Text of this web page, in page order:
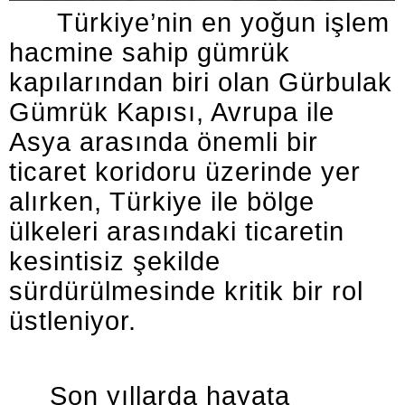
Türkiye’nin en yoğun işlem
hacmine sahip gümrük
kapılarından biri olan Gürbulak
Gümrük Kapısı, Avrupa ile
Asya arasında önemli bir
ticaret koridoru üzerinde yer
alırken, Türkiye ile bölge
ülkeleri arasındaki ticaretin
kesintisiz şekilde
sürdürülmesinde kritik bir rol
üstleniyor.
Son yıllarda hayata